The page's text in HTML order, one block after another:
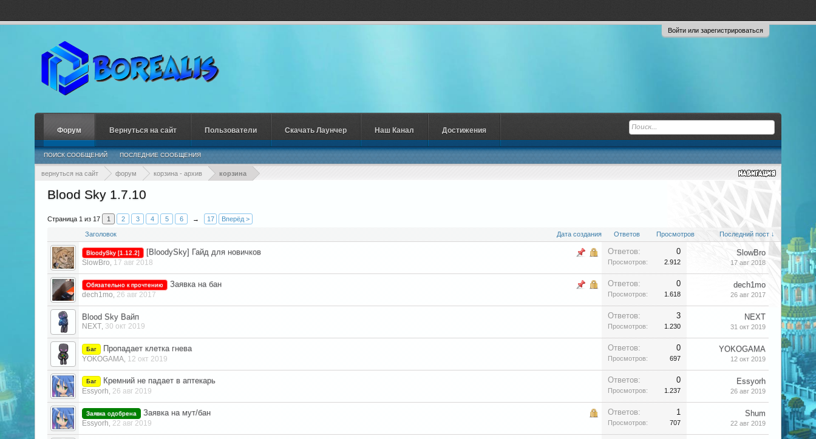
Войти или зарегистрироваться
вернуться на сайт форум корзина - архив корзина
Blood Sky 1.7.10
Страница 1 из 17 1 2 3 4 5 6 → 17 Вперёд >
Заголовок Дата создания Ответов Просмотров Последний пост ↓
BloodySky [1.12.2] [BloodySky] Гайд для новичков
SlowBro 17 авг 2018
Ответов: 0
Просмотров: 2.912
SlowBro
17 авг 2018
Обязательно к прочтению Заявка на бан
dech1mo 26 авг 2017
Ответов: 0
Просмотров: 1.618
dech1mo
26 авг 2017
Blood Sky Вайп
NEXT 30 окт 2019
Ответов: 3
Просмотров: 1.230
NEXT
31 окт 2019
Баг Пропадает клетка гнева
YOKOGAMA 12 окт 2019
Ответов: 0
Просмотров: 697
YOKOGAMA
12 окт 2019
Баг Кремний не падает в аптекарь
Essyorh 26 авг 2019
Ответов: 0
Просмотров: 1.237
Essyorh
26 авг 2019
Заявка одобрена Заявка на мут/бан
Essyorh 22 авг 2019
Ответов: 1
Просмотров: 707
Shum
22 авг 2019
Форум
ПОИСК СООБЩЕНИЙ ПОСЛЕДНИЕ СООБЩЕНИЯ
Вернуться на сайт Пользователи Скачать Лаунчер Наш Канал Достижения